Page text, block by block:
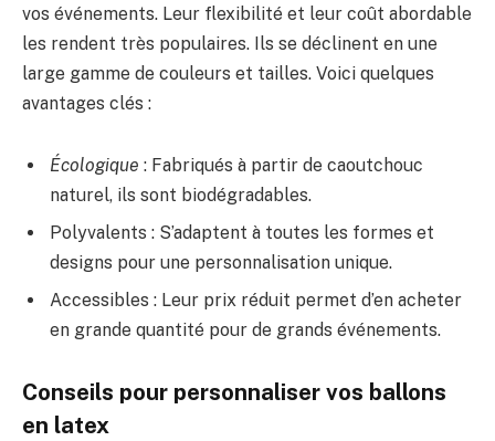
vos événements. Leur flexibilité et leur coût abordable
les rendent très populaires. Ils se déclinent en une
large gamme de couleurs et tailles. Voici quelques
avantages clés :
Écologique : Fabriqués à partir de caoutchouc
naturel, ils sont biodégradables.
Polyvalents : S’adaptent à toutes les formes et
designs pour une personnalisation unique.
Accessibles : Leur prix réduit permet d’en acheter
en grande quantité pour de grands événements.
Conseils pour personnaliser vos ballons
en latex